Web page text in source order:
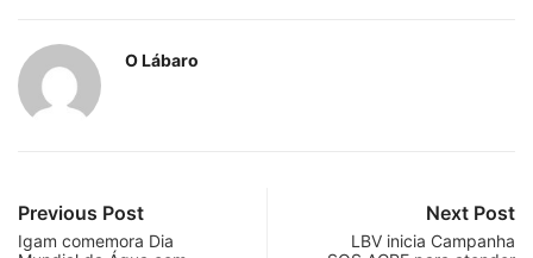
O Lábaro
Previous Post
Igam comemora Dia
Next Post
LBV inicia Campanha